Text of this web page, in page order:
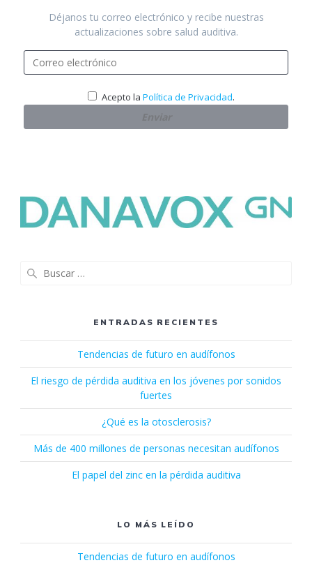
Déjanos tu correo electrónico y recibe nuestras
actualizaciones sobre salud auditiva.
Acepto la Política de Privacidad.
ENTRADAS RECIENTES
Tendencias de futuro en audífonos
El riesgo de pérdida auditiva en los jóvenes por sonidos
fuertes
¿Qué es la otosclerosis?
Más de 400 millones de personas necesitan audífonos
El papel del zinc en la pérdida auditiva
LO MÁS LEÍDO
Tendencias de futuro en audífonos